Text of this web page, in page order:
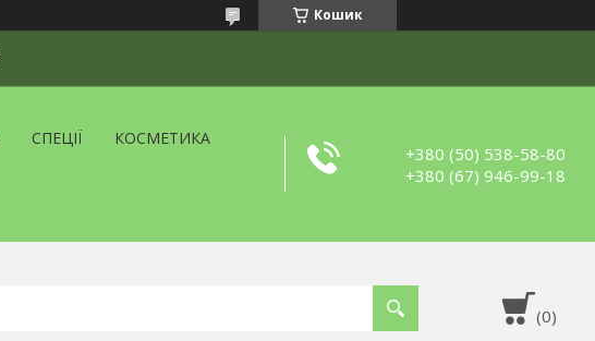
Кошик
СПЕЦІЇ КОСМЕТИКА
+380 (50) 538-58-80
+380 (67) 946-99-18